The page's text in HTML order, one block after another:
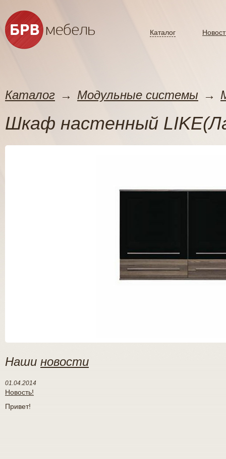
Каталог
Каталог → Модульные системы →
Шкаф настенный
Наши новости
01.04.2014
Новость!
Привет!